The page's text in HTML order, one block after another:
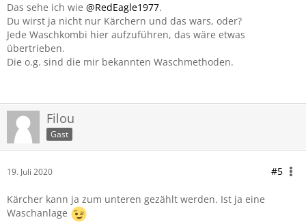
Das sehe ich wie @RedEagle1977.
Du wirst ja nicht nur Kärchern und das wars, oder?
Jede Waschkombi hier aufzuführen, das wäre etwas
übertrieben.
Die o.g. sind die mir bekannten Waschmethoden.
Filou
Gast
19. Juli 2020 #5
Kärcher kann ja zum unteren gezählt werden. Ist ja eine
Waschanlage